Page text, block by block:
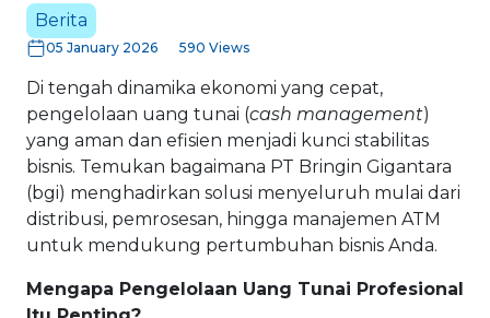
Berita
05 January 2026 590 Views
Di tengah dinamika ekonomi yang cepat,
pengelolaan uang tunai (cash management)
yang aman dan efisien menjadi kunci stabilitas
bisnis. Temukan bagaimana PT Bringin Gigantara
(bgi) menghadirkan solusi menyeluruh mulai dari
distribusi, pemrosesan, hingga manajemen ATM
untuk mendukung pertumbuhan bisnis Anda.
Mengapa Pengelolaan Uang Tunai Profesional